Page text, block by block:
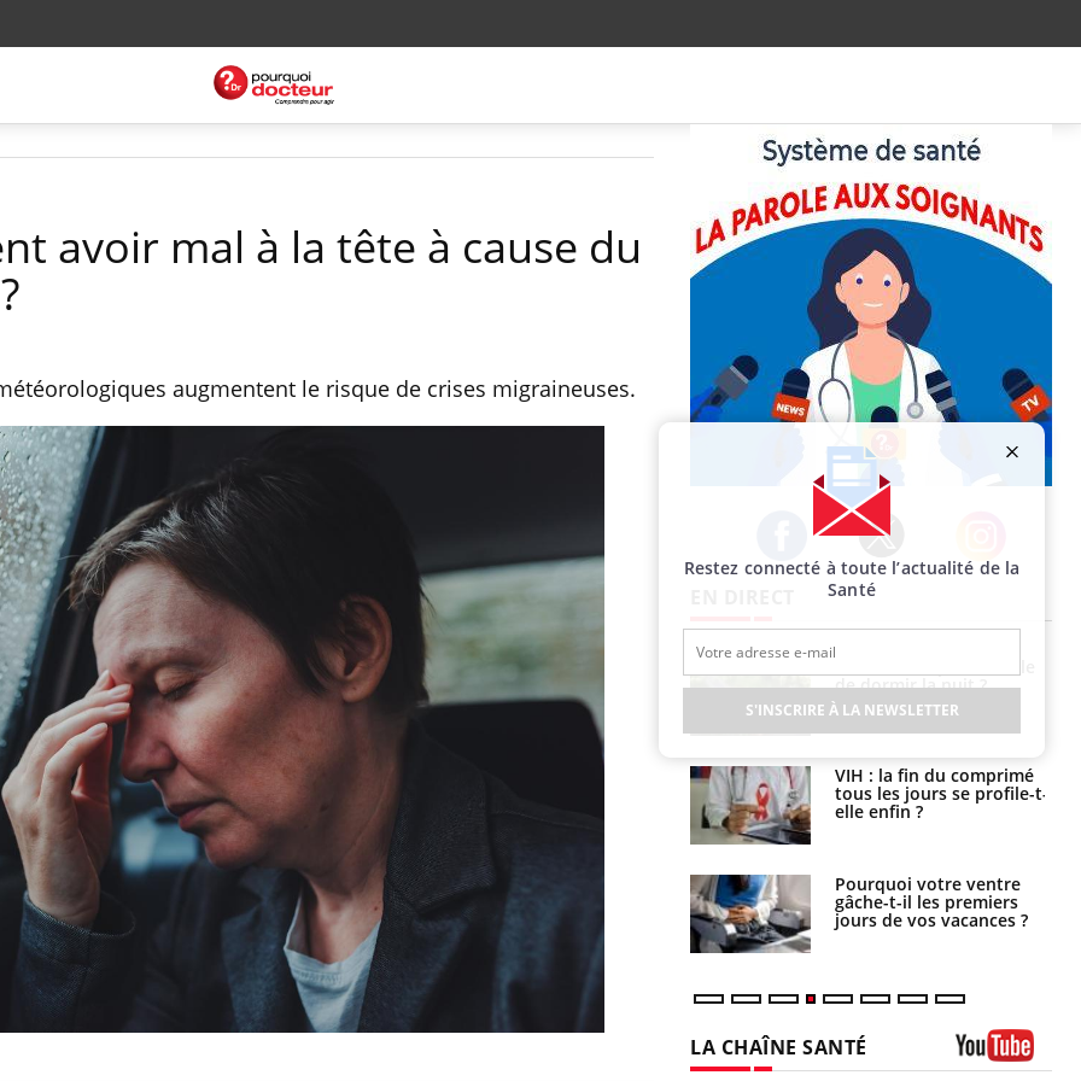
avoir mal à la tête à cause du
augmentent le risque de crises migraineuses.
Facebook Twitter Instagram
Chikungunya, dengue,
West Nile : que se passe-
t-il dans le sud de la
France ?
Les médicaments GLP-1
protègent-ils aussi les os
Cytomégalovirus : ce qui
change dans la prise en
charge des femmes
enceintes
de dormir la nuit ?
VIH : la fin du comprimé
tous les jours se profile-t-
elle enfin ?
Pourquoi votre ventre
gâche-t-il les premiers
jours de vos vacances ?
pourquoi le risque de
noyade grimpe-t-il ?
Le Viagra pourrait-il
freiner la propagation du
cancer ?
Pourquoi manger moins
de protéines pourrait
finalement être bénéfique
LA CHAÎNE SANTÉ
Restez connecté à toute l’actualité de la
Santé
S'INSCRIRE À LA NEWSLETTER